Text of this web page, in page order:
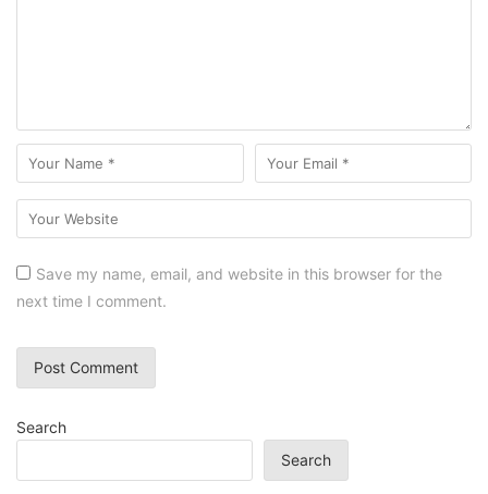
Save my name, email, and website in this browser for the
next time I comment.
Search
Search